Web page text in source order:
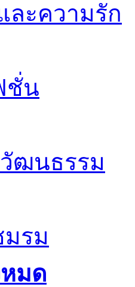
ละความรัก
ชั่น
ฒนธรรม
รม
มด